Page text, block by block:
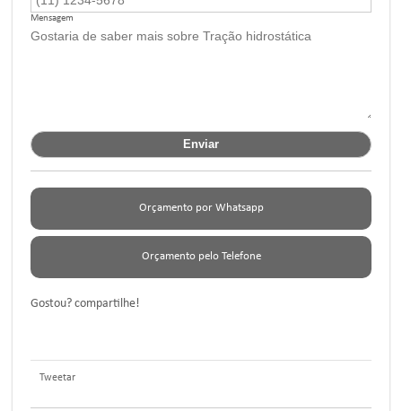
Mensagem
Orçamento por Whatsapp
Orçamento pelo Telefone
Gostou? compartilhe!
Tweetar